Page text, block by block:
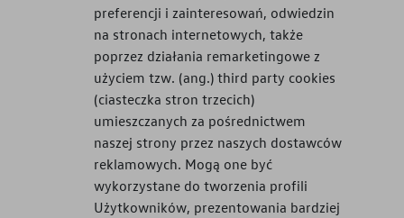
preferencji i zainteresowań, odwiedzin
na stronach internetowych, także
poprzez działania remarketingowe z
użyciem tzw. (ang.) third party cookies
(ciasteczka stron trzecich)
umieszczanych za pośrednictwem
naszej strony przez naszych dostawców
reklamowych. Mogą one być
wykorzystane do tworzenia profili
Użytkowników, prezentowania bardziej